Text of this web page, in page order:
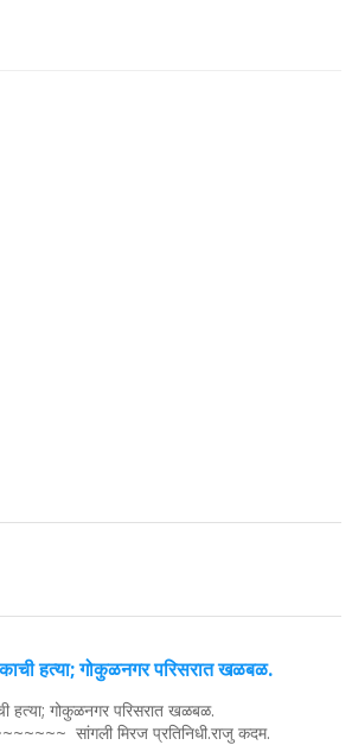
हत्या; गोकुळनगर परिसरात खळबळ.
हत्या; गोकुळनगर परिसरात खळबळ.
सांगली मिरज प्रतिनिधी.राजु कदम.